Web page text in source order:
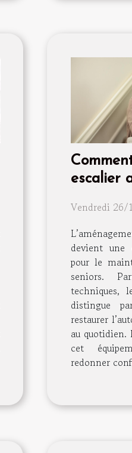
escalier
seniors ?
Vendredi 26/
devient une
pour le
seniors.
techniques,
distingue
restaurer
au quotidien.
cet
redonner